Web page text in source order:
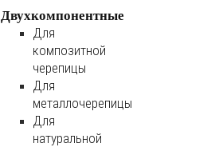
Двухкомпонентные
Для
композитной
черепицы
Для
металлочерепицы
Для
натуральной